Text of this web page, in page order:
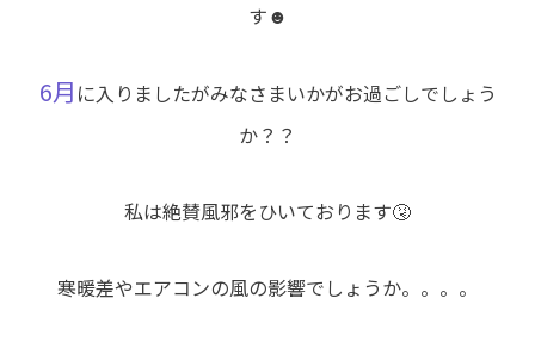
す☻
6月 に入りましたがみなさまいかがお過ごしでしょう
か？？
私は絶賛風邪をひいております🤧
寒暖差やエアコンの風の影響でしょうか。。。。